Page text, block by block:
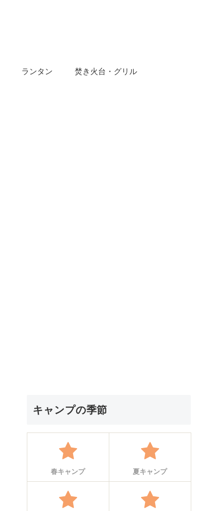
ランタン 焚き火台・グリル
キャンプの季節
春キャンプ 夏キャンプ